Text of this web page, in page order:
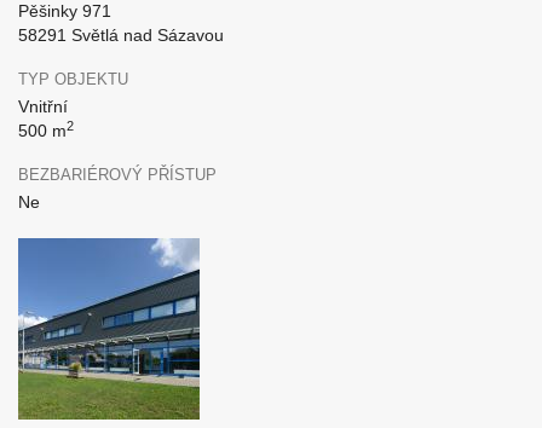
Pěšinky 971
58291 Světlá nad Sázavou
TYP OBJEKTU
Vnitřní
500 m2
BEZBARIÉROVÝ PŘÍSTUP
Ne